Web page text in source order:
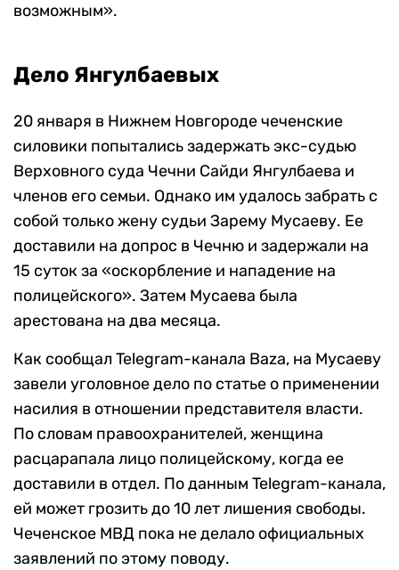
возможным».
Дело Янгулбаевых
20 января в Нижнем Новгороде чеченские
силовики попытались задержать экс-судью
Верховного суда Чечни Сайди Янгулбаева и
членов его семьи. Однако им удалось забрать с
собой только жену судьи Зарему Мусаеву. Ее
доставили на допрос в Чечню и задержали на
15 суток за «оскорбление и нападение на
полицейского». Затем Мусаева была
арестована на два месяца.
Как сообщал Telegram-канала Baza, на Мусаеву
завели уголовное дело по статье о применении
насилия в отношении представителя власти.
По словам правоохранителей, женщина
расцарапала лицо полицейскому, когда ее
доставили в отдел. По данным Telegram-канала,
ей может грозить до 10 лет лишения свободы.
Чеченское МВД пока не делало официальных
заявлений по этому поводу.